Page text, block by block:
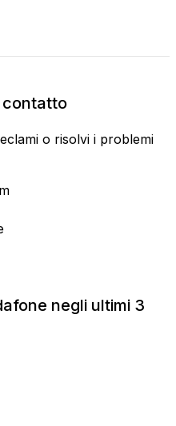
contatto
o risolvi i problemi
negli ultimi 3